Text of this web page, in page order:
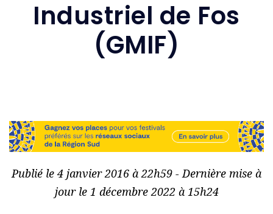
Industriel de Fos
(GMIF)
Publié le 4 janvier 2016 à 22h59 - Dernière mise à
jour le 1 décembre 2022 à 15h24